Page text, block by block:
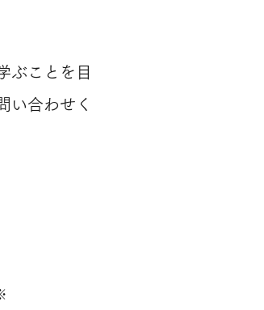
ぶことを目
い合わせく